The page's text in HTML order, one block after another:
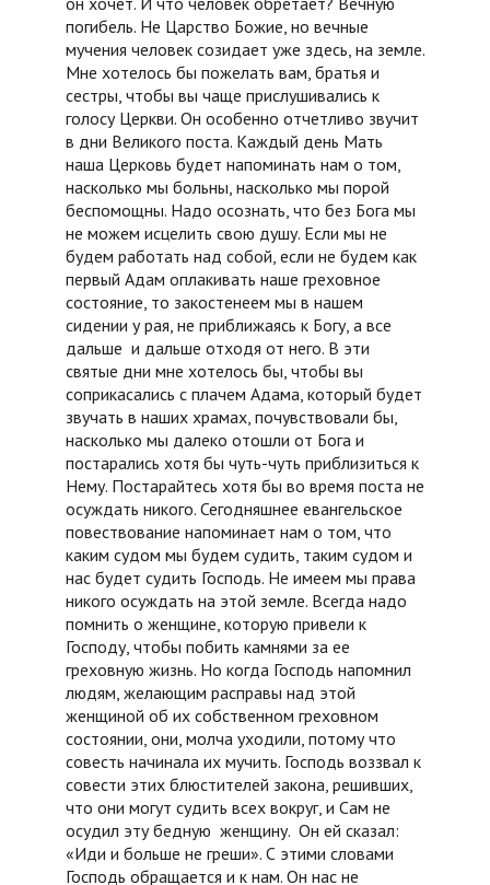
погибель. Не Царство Божие, но вечные
мучения человек созидает уже здесь, на земле.
Мне хотелось бы пожелать вам, братья и
сестры, чтобы вы чаще прислушивались к
голосу Церкви. Он особенно отчетливо звучит
в дни Великого поста. Каждый день Мать
наша Церковь будет напоминать нам о том,
насколько мы больны, насколько мы порой
беспомощны. Надо осознать, что без Бога мы
не можем исцелить свою душу. Если мы не
будем работать над собой, если не будем как
первый Адам оплакивать наше греховное
состояние, то закостенеем мы в нашем
сидении у рая, не приближаясь к Богу, а все
дальше и дальше отходя от него. В эти
святые дни мне хотелось бы, чтобы вы
соприкасались с плачем Адама, который будет
звучать в наших храмах, почувствовали бы,
насколько мы далеко отошли от Бога и
постарались хотя бы чуть-чуть приблизиться к
Нему. Постарайтесь хотя бы во время поста не
осуждать никого. Сегодняшнее евангельское
повествование напоминает нам о том, что
каким судом мы будем судить, таким судом и
нас будет судить Господь. Не имеем мы права
никого осуждать на этой земле. Всегда надо
помнить о женщине, которую привели к
Господу, чтобы побить камнями за ее
греховную жизнь. Но когда Господь напомнил
людям, желающим расправы над этой
женщиной об их собственном греховном
состоянии, они, молча уходили, потому что
совесть начинала их мучить. Господь воззвал к
совести этих блюстителей закона, решивших,
что они могут судить всех вокруг, и Сам не
осудил эту бедную женщину. Он ей сказал:
«Иди и больше не греши». С этими словами
Господь обращается и к нам. Он нас не